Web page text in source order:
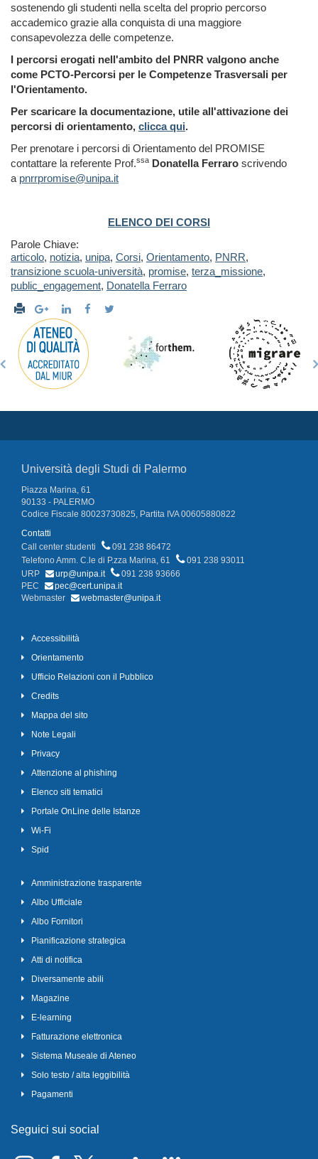
sostenendo gli studenti nella scelta del proprio percorso
accademico grazie alla conquista di una maggiore
consapevolezza delle competenze.
I percorsi erogati nell'ambito del PNRR valgono anche
come PCTO-Percorsi per le Competenze Trasversali per
l'Orientamento.
Per scaricare ladocumentazione, utile all'attivazione dei
percorsi di orientamento, clicca qui.
Per prenotare i percorsi di Orientamento del PROMISE
contattare la referente Prof.ssa Donatella Ferraro scrivendo
a pnrrpromise@unipa.it
ELENCO DEI CORSI
Parole Chiave:
articolo, notizia, unipa, Corsi, Orientamento, PNRR,
transizione scuola-università, promise, terza_missione,
public_engagement, Donatella Ferraro
Università degli Studi di Palermo
Piazza Marina, 61
90133 - PALERMO
Codice Fiscale 80023730825, Partita IVA 00605880822
Contatti
Call center studenti
091 238 86472
Telefono Amm. C.le di P.zza Marina, 61
091 238 93011
URP
urp@unipa.it
091 238 93666
PEC
pec@cert.unipa.it
Webmaster
webmaster@unipa.it
Accessibilità
Orientamento
Ufficio Relazioni con il Pubblico
Credits
Mappa del sito
Note Legali
Privacy
Attenzione al phishing
Elenco siti tematici
Portale OnLine delle Istanze
Wi-Fi
Spid
Amministrazione trasparente
Albo Ufficiale
Albo Fornitori
Pianificazione strategica
Atti di notifica
Diversamente abili
Magazine
E-learning
Fatturazione elettronica
Sistema Museale di Ateneo
Solo testo / alta leggibilità
Pagamenti
Seguici sui social